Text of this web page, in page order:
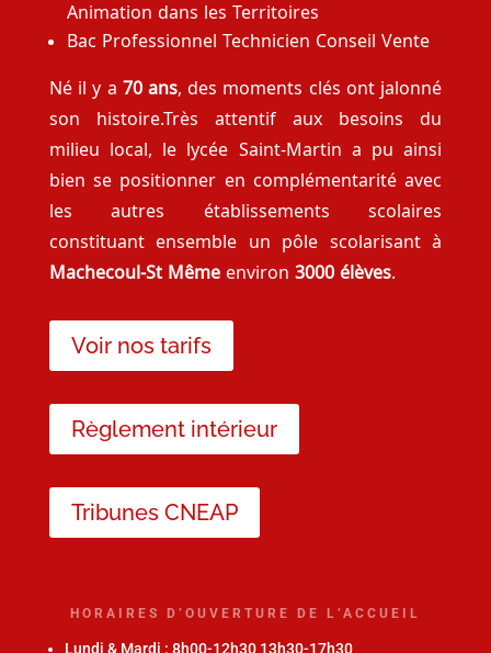
Animation dans les Territoires
Bac Professionnel Technicien Conseil Vente
Né il y a 70 ans, des moments clés ont jalonné
son histoire.Très attentif aux besoins du
milieu local, le lycée Saint-Martin a pu ainsi
bien se positionner en complémentarité avec
les autres établissements scolaires
constituant ensemble un pôle scolarisant à
Machecoul-St Même environ 3000 élèves.
Voir nos tarifs
Règlement intérieur
Tribunes CNEAP
HORAIRES D’OUVERTURE DE L’ACCUEIL
Lundi & Mardi : 8h00-12h30 13h30-17h30